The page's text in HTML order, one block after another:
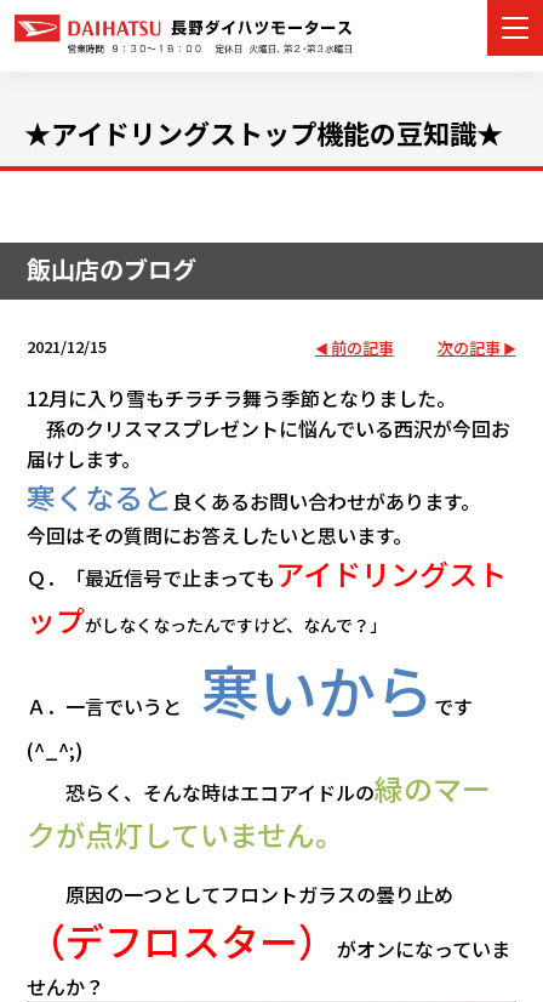
展示車・試乗車
店舗情報
ご購入者サポート
アフターサポート
会社情報
★アイドリングストップ機能の豆知識★
飯山店のブログ
2021/12/15 前の記事 次の記事
12月に入り雪もチラチラ舞う季節となりました。
孫のクリスマスプレゼントに悩んでいる西沢が今回お
届けします。
寒くなると 良くあるお問い合わせがあります。
今回はその質問にお答えしたいと思います。
Ｑ．「最近信号で止まっても アイドリングスト
ップがしなくなったんですけど、なんで？」
Ａ．一言でいうと 寒いから です
(^_^;)
恐らく、そんな時はエコアイドルの緑のマー
クが点灯していません。
原因の一つとしてフロントガラスの曇り止め
（デフロスター）がオンになっていま
せんか？